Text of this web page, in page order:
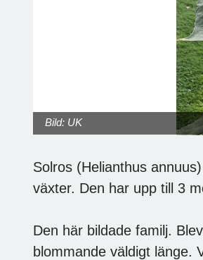
Bild: UK
Solros (Helianthus
växter. Den har upp till 3
Den här bildade familj.
blommande väldigt länge.